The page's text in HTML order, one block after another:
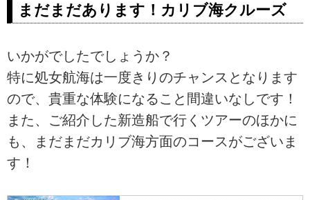
まだまだあります！カリブ海クルーズ
いかがでしたでしょうか？
特に処女航海は一度きりのチャンスとなります
ので、貴重な体験になること間違いなしです！
また、ご紹介した新造船で行くツアーのほかに
も、まだまだカリブ海方面のコースがございま
す！